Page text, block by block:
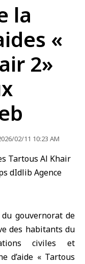
la
«
2»
02/11 10:23 AM
du gouvernorat de
des habitants du
civiles et
d’aide « Tartous